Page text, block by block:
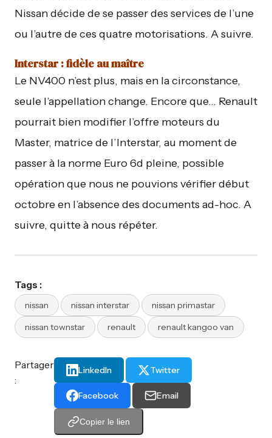
Nissan décide de se passer des services de l’une
ou l’autre de ces quatre motorisations. A suivre.
Interstar : fidèle au maître
Le NV400 n’est plus, mais en la circonstance,
seule l’appellation change. Encore que… Renault
pourrait bien modifier l’offre moteurs du
Master, matrice de l’Interstar, au moment de
passer à la norme Euro 6d pleine, possible
opération que nous ne pouvions vérifier début
octobre en l’absence des documents ad-hoc. A
suivre, quitte à nous répéter.
Tags :
nissan nissan interstar
nissan primastar
nissan townstar
renault renault kangoo van
Partager
:
LinkedIn Twitter
Facebook Email
Copier le lien